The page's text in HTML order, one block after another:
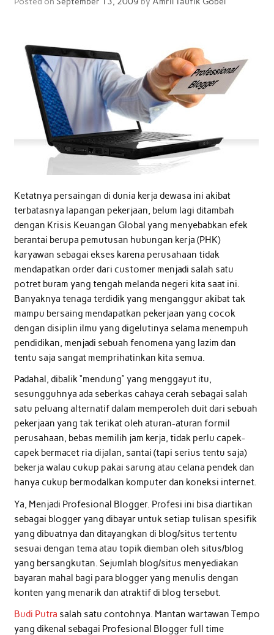
Ketatnya persaingan di dunia kerja dewasa ini akibat
terbatasnya lapangan pekerjaan, belum lagi ditambah
dengan Krisis Keuangan Global yang menyebabkan efek
berantai berupa pemutusan hubungan kerja (PHK)
karyawan sebagai ekses karena perusahaan tidak
mendapatkan order dari customer menjadi salah satu
potret buram yang tengah melanda negeri kita saat ini.
Banyaknya tenaga terdidik yang menganggur akibat tak
mampu bersaing mendapatkan pekerjaan yang cocok
dengan disiplin ilmu yang digelutinya selama menempuh
pendidikan, menjadi sebuah fenomena yang lazim dan
tentu saja sangat memprihatinkan kita semua.
Padahal, dibalik “mendung” yang menggayut itu,
sesungguhnya ada seberkas cahaya cerah sebagai salah
satu peluang alternatif dalam memperoleh duit dari sebuah
pekerjaan yang tak terikat oleh aturan-aturan formil
perusahaan, bebas memilih jam kerja, tidak perlu capek-
capek bermacet ria dijalan, santai (tapi serius tentu saja)
bekerja walau cukup pakai sarung atau celana pendek dan
hanya cukup bermodalkan komputer dan koneksi internet.
Ya, Menjadi Profesional Blogger. Profesi ini bisa diartikan
sebagai blogger yang dibayar untuk setiap tulisan spesifik
yang dibuatnya dan ditayangkan di blog/situs tertentu
sesuai dengan tema atau topik diemban oleh situs/blog
yang bersangkutan. Sejumlah blog/situs menyediakan
bayaran mahal bagi para blogger yang menulis dengan
konten yang menarik dan atraktif di blog tersebut.
Budi Putra salah satu contohnya. Mantan wartawan Tempo
yang dikenal sebagai Profesional Blogger full time